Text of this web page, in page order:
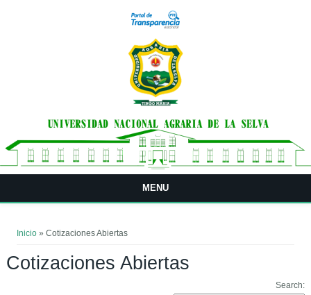
MENU
Inicio » Cotizaciones Abiertas
Cotizaciones Abiertas
Search: